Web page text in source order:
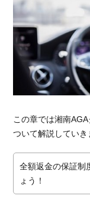
この章では湘南
ついて解説していき
全額返金の保証制
ょう！